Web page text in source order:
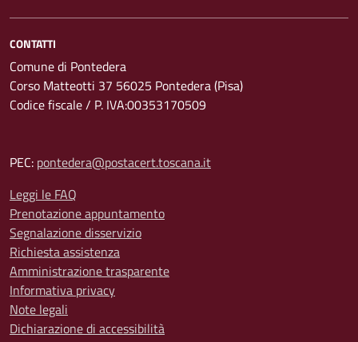
CONTATTI
Comune di Pontedera
Corso Matteotti 37 56025 Pontedera (Pisa)
Codice fiscale / P. IVA:00353170509
PEC: pontedera@postacert.toscana.it
Leggi le FAQ
Prenotazione appuntamento
Segnalazione disservizio
Richiesta assistenza
Amministrazione trasparente
Informativa privacy
Note legali
Dichiarazione di accessibilità